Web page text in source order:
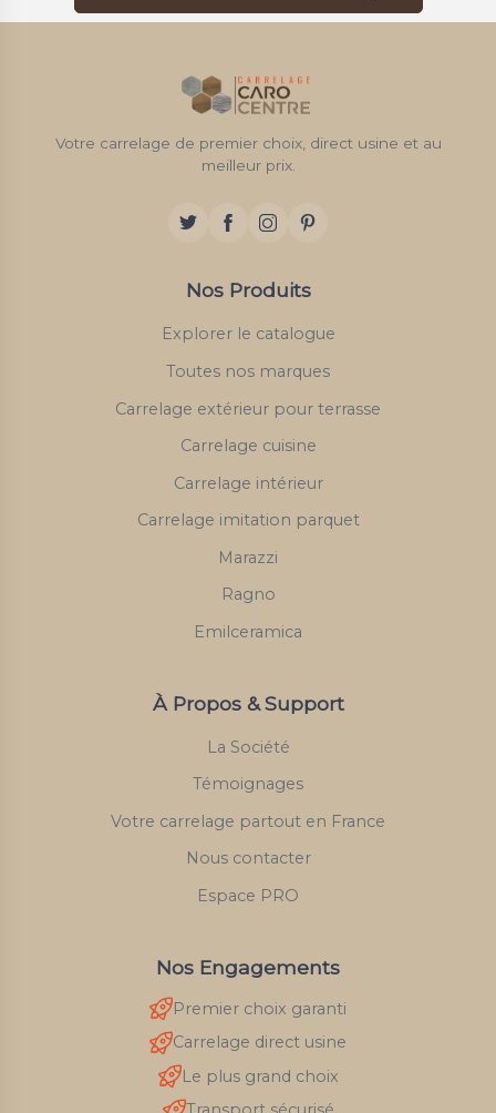
Votre carrelage de premier choix, direct usine et au
meilleur prix.
Nos Produits
Explorer le catalogue
Toutes nos marques
Carrelage extérieur pour terrasse
Carrelage cuisine
Carrelage intérieur
Carrelage imitation parquet
Marazzi
Ragno
Emilceramica
À Propos & Support
La Société
Témoignages
Votre carrelage partout en France
Nous contacter
Espace PRO
Nos Engagements
Premier choix garanti
Carrelage direct usine
Le plus grand choix